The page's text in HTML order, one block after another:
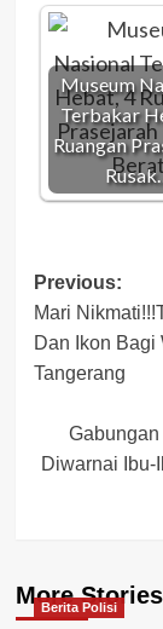
Museum
Terbakar
Ruangan
Post
Previous:
Mari
Dan Ikon Bagi
Tangerang
Diwarnai Ibu-
More Stories
Berita Polisi